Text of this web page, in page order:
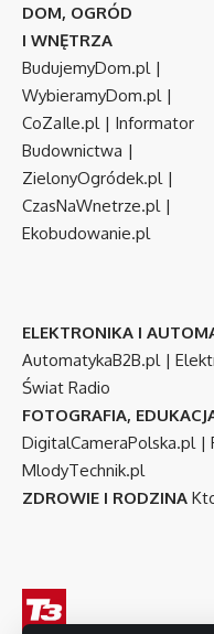
DOM, OGRÓD
I WNĘTRZA
BudujemyDom.pl|
WybieramyDom.pl|
CoZaIle.pl| Informator
Budownictwa |
ZielonyOgródek.pl|
CzasNaWnetrze.pl|
Ekobudowanie.pl
ELEKTRONIKA I
AutomatykaB2B.pl|
Świat Radio
FOTOGRAFIA,
DigitalCameraPolska.pl|
MlodyTechnik.pl
ZDROWIE I RODZINA